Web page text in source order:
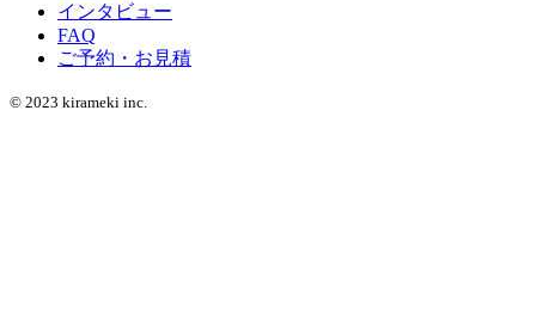
インタビュー
FAQ
ご予約・お見積
© 2023 kirameki inc.